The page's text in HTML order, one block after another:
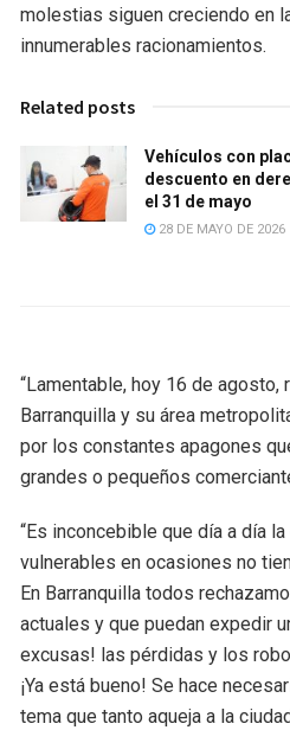
molestias siguen creciendo en
innumerables racionamientos.
Related posts
Vehículos con
descuento en
el 31 de mayo
28 DE MAYO DE 2026
“Lamentable, hoy 16 de
Barranquilla y su área
por los constantes apagones
grandes o pequeños
“Es inconcebible que día a día
vulnerables en ocasiones no
En Barranquilla todos
actuales y que puedan expedir
excusas! las pérdidas y los
¡Ya está bueno! Se hace
tema que tanto aqueja a la